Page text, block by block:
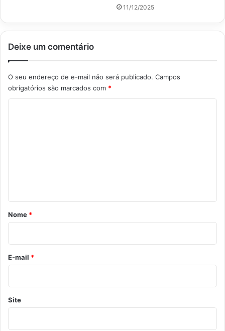
11/12/2025
Deixe um comentário
O seu endereço de e-mail não será publicado. Campos
obrigatórios são marcados com *
r
o
*
Nome *
E-mail *
Site